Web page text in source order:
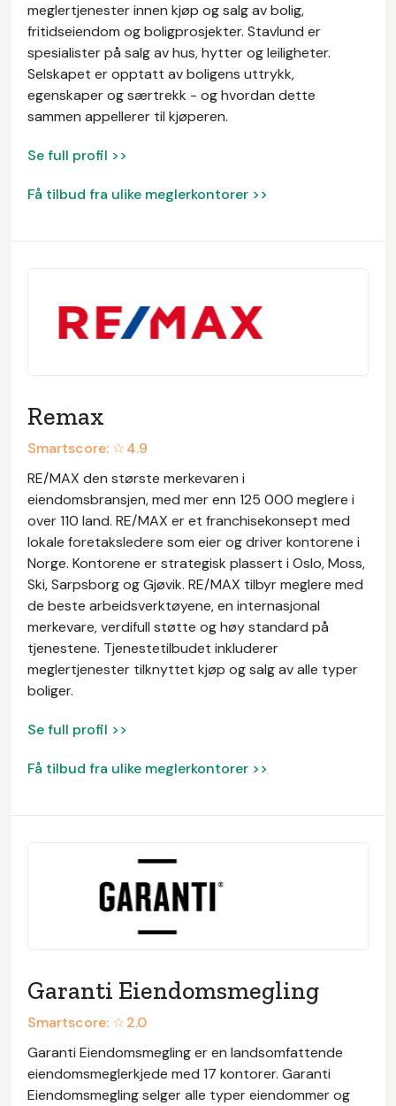
meglertjenester innen kjøp og salg av bolig,
fritidseiendom og boligprosjekter. Stavlund er
spesialister på salg av hus, hytter og leiligheter.
Selskapet er opptatt av boligens uttrykk,
egenskaper og særtrekk - og hvordan dette
sammen appellerer til kjøperen.
Se full profil >>
Få tilbud fra ulike meglerkontorer >>
Remax
Smartscore: ☆4.9
RE/MAX den største merkevaren i
eiendomsbransjen, med mer enn 125 000 meglere i
over 110 land. RE/MAX er et franchisekonsept med
lokale foretaksledere som eier og driver kontorene i
Norge. Kontorene er strategisk plassert i Oslo, Moss,
Ski, Sarpsborg og Gjøvik. RE/MAX tilbyr meglere med
de beste arbeidsverktøyene, en internasjonal
merkevare, verdifull støtte og høy standard på
tjenestene. Tjenestetilbudet inkluderer
meglertjenester tilknyttet kjøp og salg av alle typer
boliger.
Se full profil >>
Få tilbud fra ulike meglerkontorer >>
Garanti Eiendomsmegling
Smartscore: ☆2.0
Garanti Eiendomsmegling er en landsomfattende
eiendomsmeglerkjede med 17 kontorer. Garanti
Eiendomsmegling selger alle typer eiendommer og